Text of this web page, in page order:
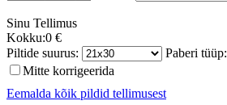
Sinu Tellimus
Kokku:0 €
Piltide suurus:
Paberi tüüp:
Mitte korrigeerida
Eemalda kõik pildid tellimusest